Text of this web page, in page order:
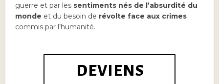
guerre et par les sentiments nés de l’absurdité du
monde et du besoin de révolte face aux crimes
commis par l’humanité.
DEVIENS